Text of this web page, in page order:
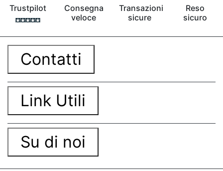
Trustpilot
Consegna
veloce
Transazioni
sicure
Reso
sicuro
Contatti
Link Utili
Su di noi